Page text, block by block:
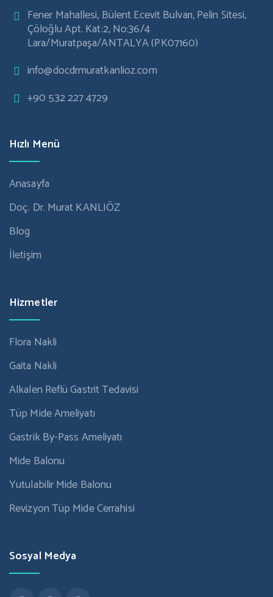
Fener Mahallesi, Bülent Ecevit Bulvarı, Pelin Sitesi,
Çöloğlu Apt. Kat:2, No:36/4
Lara/Muratpaşa/ANTALYA (PK07160)
info@docdrmuratkanlioz.com
+90 532 227 4729
Hızlı Menü
Anasayfa
Doç. Dr. Murat KANLIÖZ
Blog
İletişim
Hizmetler
Flora Nakli
Gaita Nakli
Alkalen Reflü Gastrit Tedavisi
Tüp Mide Ameliyatı
Gastrik By-Pass Ameliyatı
Mide Balonu
Yutulabilir Mide Balonu
Revizyon Tüp Mide Cerrahisi
Sosyal Medya